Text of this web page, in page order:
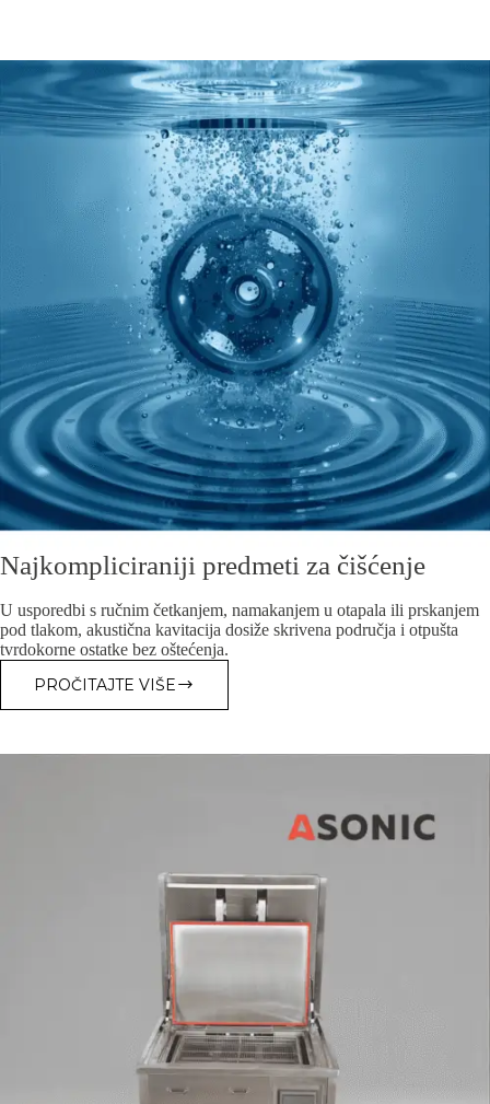
Najkompliciraniji predmeti za čišćenje
U usporedbi s ručnim četkanjem, namakanjem u otapala ili prskanjem
pod tlakom, akustična kavitacija dosiže skrivena područja i otpušta
tvrdokorne ostatke bez oštećenja.
PROČITAJTE VIŠENAJKOMPLICIRANIJI
PREDMETI
ČIŠĆENJE